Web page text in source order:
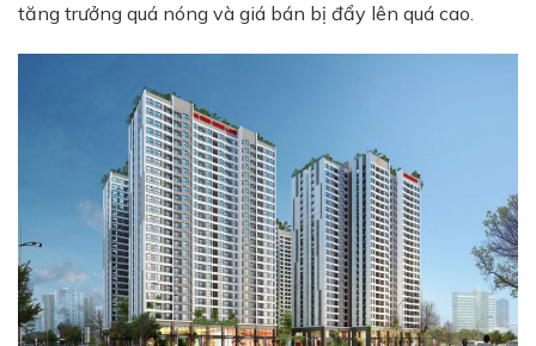
tăng trưởng quá nóng và giá bán bị đẩy lên quá cao.